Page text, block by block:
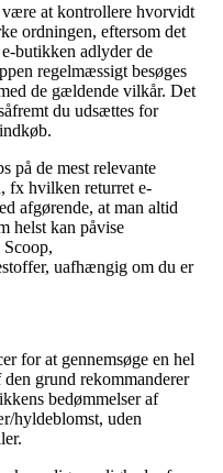
at kontrollere hvorvidt
ordningen, eftersom det
butikken adlyder de
regelmæssigt besøges
de gældende vilkår. Det
du udsættes for
på de mest relevante
fx hvilken returret e-
afgørende, at man altid
helst kan påvise
uafhængig om du er
for at gennemsøge en hel
grund rekommanderer
bedømmelser af
hyldeblomst, uden